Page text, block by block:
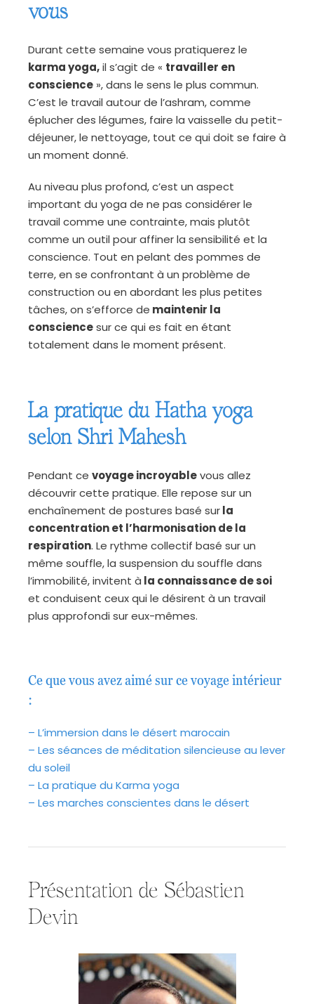
vous
Durant cette semaine vous pratiquerez le
karma yoga,il s’agit de « travailler en
conscience », dans le sens le plus commun.
C’est le travail autour de l’ashram, comme
éplucher des légumes, faire la vaisselle du petit-
déjeuner, le nettoyage, tout ce qui doit se faire à
un moment donné.
Au niveau plus profond, c’est un aspect
important du yoga de ne pas considérer le
travail comme une contrainte, mais plutôt
comme un outil pour affiner la sensibilité et la
conscience. Tout en pelant des pommes de
terre, en se confrontant à un problème de
construction ou en abordant les plus petites
tâches, on s’efforce de maintenir la
consciencesur ce qui es fait en étant
totalement dans le moment présent.
La pratique du Hatha yoga
selon Shri Mahesh
Pendant ce voyage incroyablevous allez
découvrir cette pratique. Elle repose sur un
enchaînement de postures basé surla
concentration et l’harmonisation de la
respiration. Le rythme collectif basé sur un
même souffle, la suspension du souffle dans
l’immobilité, invitent à la connaissance de soi
et conduisent ceux qui le désirent à un travail
plus approfondi sur eux-mêmes.
Ce que vous avez aimé sur ce voyage intérieur
:
– L’immersion dans le désert marocain
– Les séances de méditation silencieuse au lever
du soleil
– La pratique du Karma yoga
– Les marches conscientes dans le désert
Présentation de Sébastien
Devin